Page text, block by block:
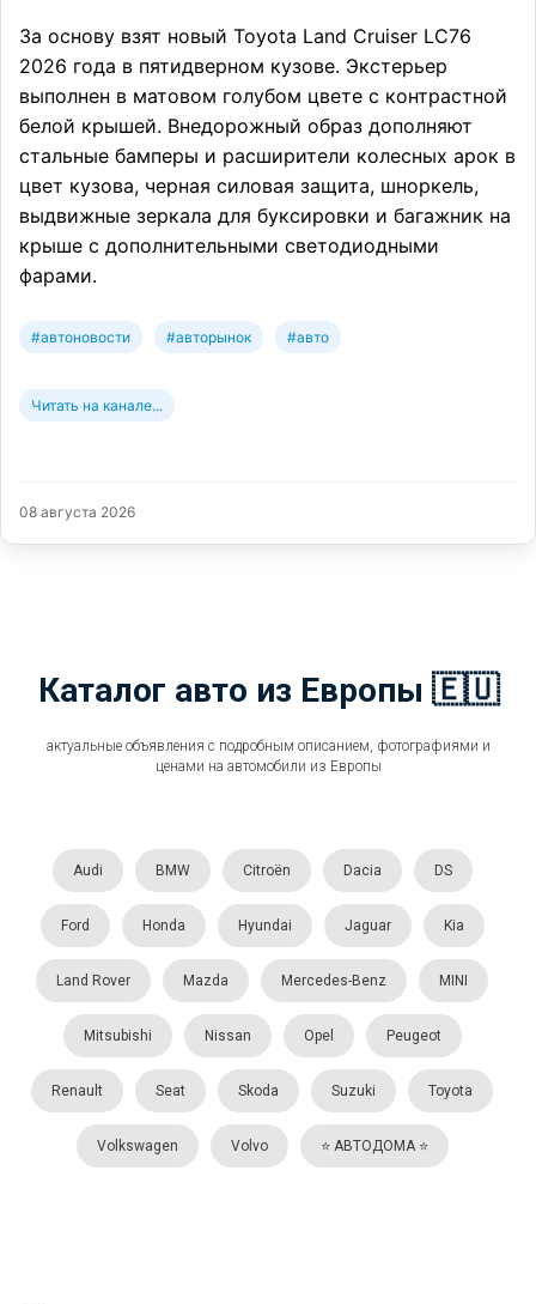
За основу взят новый Toyota Land Cruiser LC76
2026 года в пятидверном кузове. Экстерьер
выполнен в матовом голубом цвете с контрастной
белой крышей. Внедорожный образ дополняют
стальные бамперы и расширители колесных арок в
цвет кузова, черная силовая защита, шноркель,
выдвижные зеркала для буксировки и багажник на
крыше с дополнительными светодиодными
фарами.
#автоновости #авторынок #авто
Читать на канале...
08 августа 2026
Каталог авто из Европы 🇪🇺
актуальные объявления с подробным описанием, фотографиями и
ценами на автомобили из Европы
Audi BMW Citroën Dacia DS
Ford Honda Hyundai Jaguar Kia
Land Rover Mazda Mercedes-Benz MINI
Mitsubishi Nissan Opel Peugeot
Renault Seat Skoda Suzuki Toyota
Volkswagen Volvo ⭐️ АВТОДОМА ⭐️